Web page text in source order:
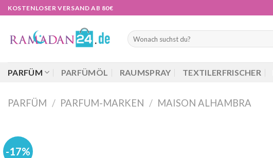
Zum
Inhalt
KOSTENLOSER VERSAND AB 80€
Suchen
nach:
PARFÜM PARFÜMÖL RAUMSPRAY TEXTILERFRISCHER
PARFÜM / PARFUM-MARKEN / MAISON ALHAMBRA
-17%